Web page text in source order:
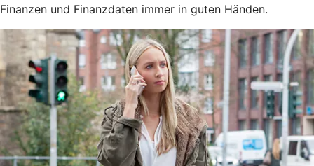
Finanzen und Finanzdaten immer in guten Händen.